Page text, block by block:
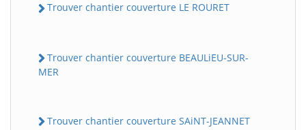
Trouver chantier couverture LE ROURET
Trouver chantier couverture BEAULiEU-SUR-
MER
Trouver chantier couverture SAiNT-JEANNET